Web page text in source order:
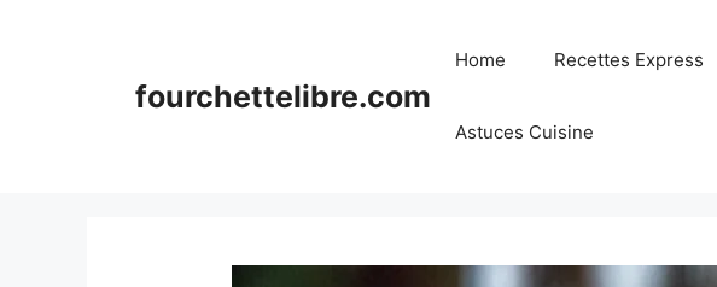
fourchettelibre.com
Home Recettes Express
Astuces Cuisine